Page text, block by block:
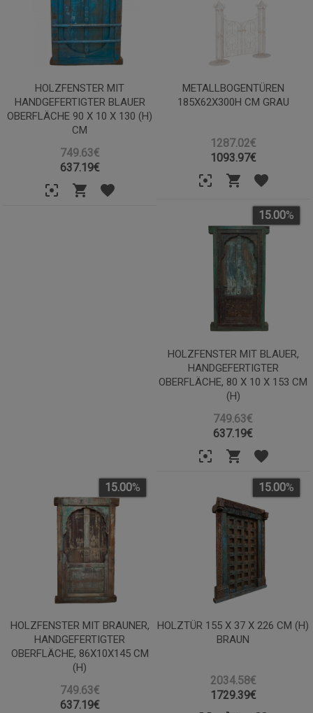
HOLZFENSTER MIT
HANDGEFERTIGTER BLAUER
OBERFLÄCHE 90 X 10 X 130 (H)
CM
749.63€
637.19€
METALLBOGENTÜREN
185X62X300H CM GRAU
1287.02€
1093.97€
HOLZFENSTER MIT BLAUER,
HANDGEFERTIGTER
OBERFLÄCHE, 80 X 10 X 153 CM
(H)
749.63€
15.00%
637.19€
HOLZFENSTER MIT BRAUNER,
HANDGEFERTIGTER
OBERFLÄCHE, 86X10X145 CM
(H)
749.63€
15.00%
637.19€
HOLZTÜR 155 X 37 X 226 CM (H)
BRAUN
2034.58€
15.00%
1729.39€